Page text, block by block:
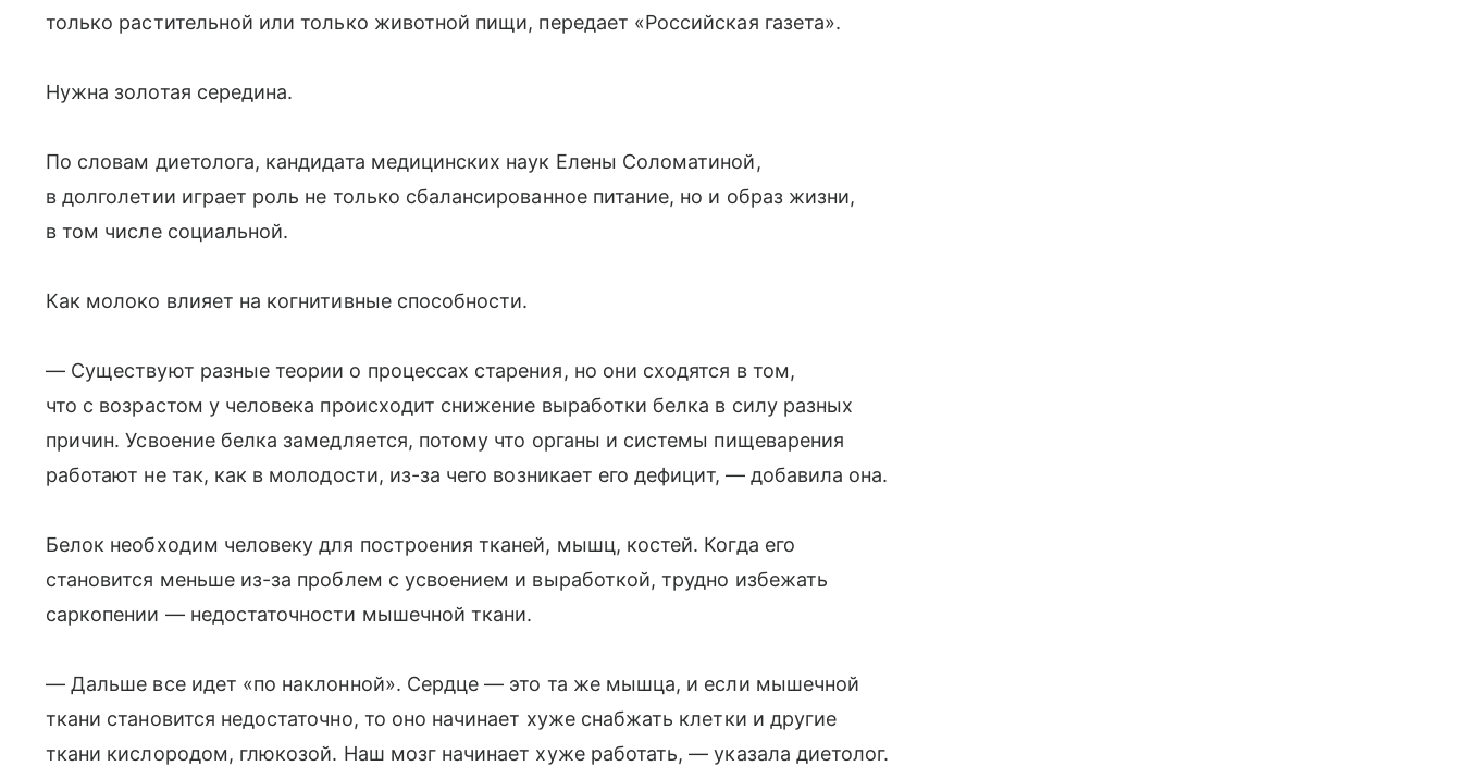
только растительной или только животной пищи, передает «Российская газета».
Нужна золотая середина.
По словам диетолога, кандидата медицинских наук Елены Соломатиной,
в долголетии играет роль не только сбалансированное питание, но и образ жизни,
в том числе социальной.
Как молоко влияет на когнитивные способности.
— Существуют разные теории о процессах старения, но они сходятся в том,
что с возрастом у человека происходит снижение выработки белка в силу разных
причин. Усвоение белка замедляется, потому что органы и системы пищеварения
работают не так, как в молодости, из-за чего возникает его дефицит, — добавила она.
Белок необходим человеку для построения тканей, мышц, костей. Когда его
становится меньше из-за проблем с усвоением и выработкой, трудно избежать
саркопении — недостаточности мышечной ткани.
— Дальше все идет «по наклонной». Сердце — это та же мышца, и если мышечной
ткани становится недостаточно, то оно начинает хуже снабжать клетки и другие
ткани кислородом, глюкозой. Наш мозг начинает хуже работать, — указала диетолог.